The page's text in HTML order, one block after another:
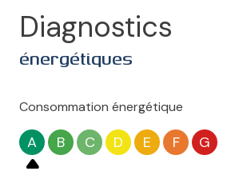
Diagnostics
énergétiques
Consommation énergétique
A B C D E F G